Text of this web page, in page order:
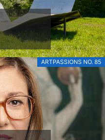
ARTPASSIONS NO. 85